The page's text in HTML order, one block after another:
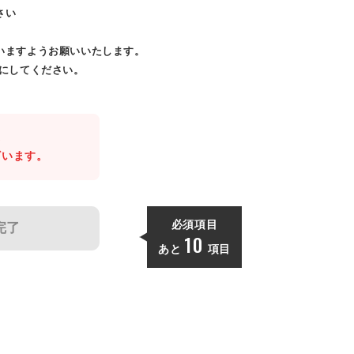
い
すようお願いいたします。
してください。
ます。
了 必須項目
あと 10 項目